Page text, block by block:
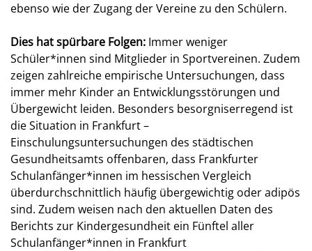
ebenso wie der Zugang der Vereine zu den Schülern.
Dies hat spürbare Folgen: Immer weniger
Schüler*innen sind Mitglieder in Sportvereinen. Zudem
zeigen zahlreiche empirische Untersuchungen, dass
immer mehr Kinder an Entwicklungsstörungen und
Übergewicht leiden. Besonders besorgniserregend ist
die Situation in Frankfurt –
Einschulungsuntersuchungen des städtischen
Gesundheitsamts offenbaren, dass Frankfurter
Schulanfänger*innen im hessischen Vergleich
überdurchschnittlich häufig übergewichtig oder adipös
sind. Zudem weisen nach den aktuellen Daten des
Berichts zur Kindergesundheit ein Fünftel aller
Schulanfänger*innen in Frankfurt